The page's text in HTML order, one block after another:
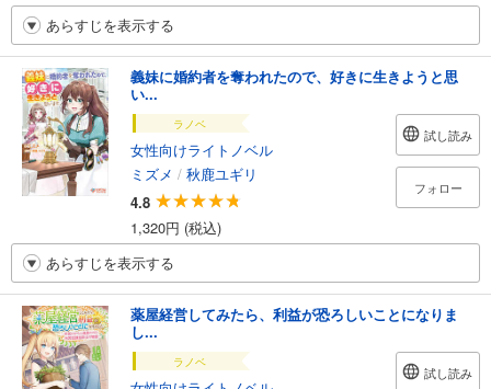
あらすじを表示する
義妹に婚約者を奪われたので、好きに生きようと思
い...
ラノベ
女性向けライトノベル
ミズメ / 秋鹿ユギリ
4.8
1,320円 (税込)
試し読み
フォロー
あらすじを表示する
薬屋経営してみたら、利益が恐ろしいことになりま
し...
ラノベ
試し読み